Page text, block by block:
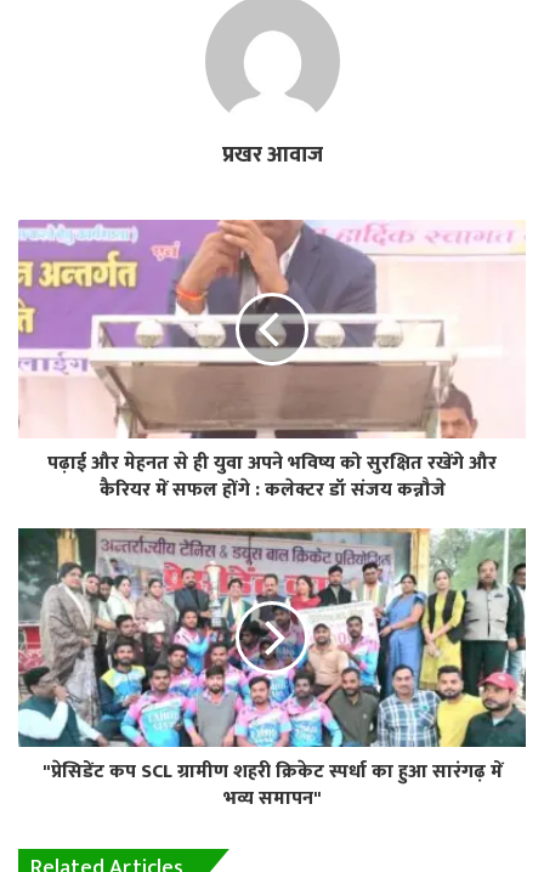
प्रखर आवाज
पढ़ाई और मेहनत से ही युवा अपने भविष्य को सुरक्षित रखेंगे और
कैरियर में सफल होंगे : कलेक्टर डॉ संजय कन्नौजे
"प्रेसिडेंट कप SCL ग्रामीण शहरी क्रिकेट स्पर्धा का हुआ सारंगढ़ में
भव्य समापन"